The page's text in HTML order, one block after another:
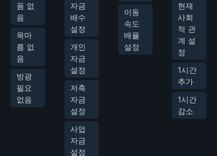
픔 없
음
목마
름 없
음
방광
필요
없음
자금
배수
설정
개인
자금
설정
저축
자금
설정
사업
자금
설정
이동
속도
배율
설정
현재
사회
적 관
계 설
정
1시간
추가
1시간
감소